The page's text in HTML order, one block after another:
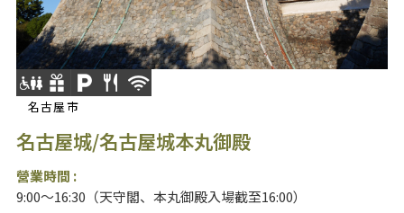
名古屋市
名古屋城/名古屋城本丸御殿
營業時間 :
9:00～16:30（天守閣、本丸御殿入場截至16:00）